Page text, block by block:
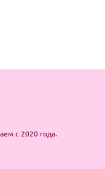
будет греть
упаковка:
с 2020 года.